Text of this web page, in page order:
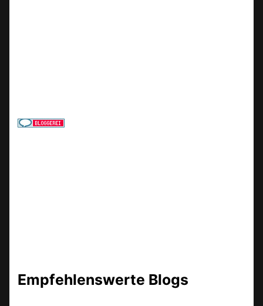
Empfehlenswerte Blogs